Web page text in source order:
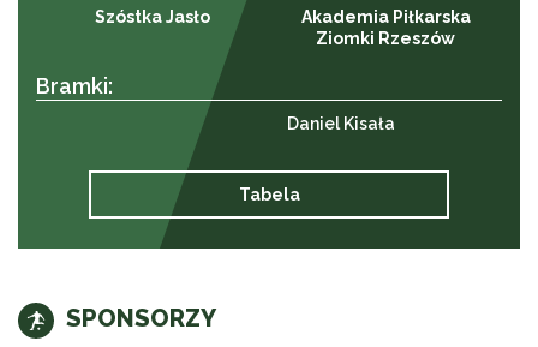
Szóstka Jasło
Akademia Piłkarska
Ziomki Rzeszów
Bramki:
Daniel Kisała
Tabela
SPONSORZY